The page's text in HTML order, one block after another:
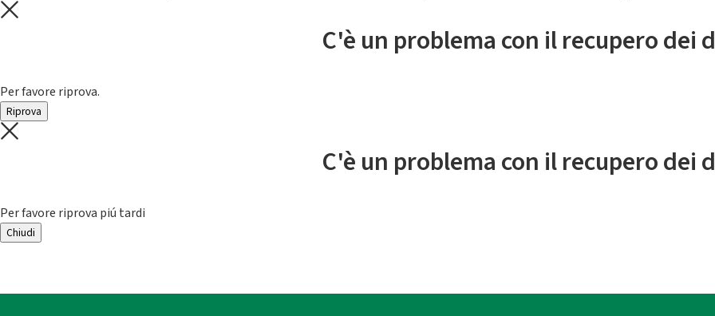
C'è un problema con il recupero dei
Per favore riprova.
Riprova
C'è un problema con il recupero dei
Per favore riprova piú tardi
Chiudi